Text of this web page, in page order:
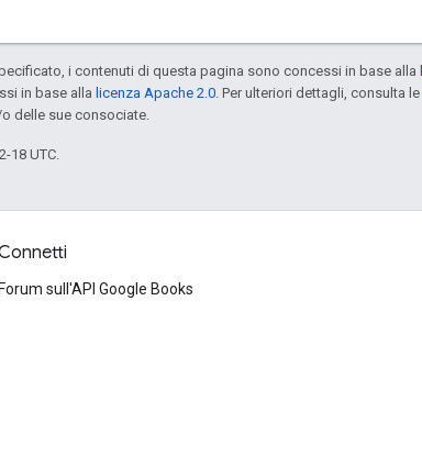
i contenuti di questa pagina sono concessi in base alla
in base alla licenza Apache 2.0 . Per ulteriori dettagli, consulta le
delle sue consociate.
18 UTC.
Forum sull'API Google Books